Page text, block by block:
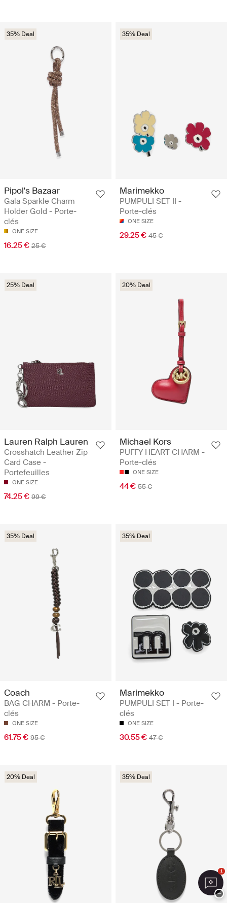
35% Deal
Pipol's Bazaar
Gala Sparkle Charm
Holder Gold - Porte-
clés
ONE SIZE
16.25 € 25 €
35% Deal
Marimekko
PUMPULI SET II -
Porte-clés
ONE SIZE
29.25 € 45 €
25% Deal
Lauren Ralph Lauren
Crosshatch Leather Zip
Card Case -
Portefeuilles
ONE SIZE
74.25 € 99 €
20% Deal
Michael Kors
PUFFY HEART CHARM -
Porte-clés
ONE SIZE
44 € 55 €
35% Deal
Coach
BAG CHARM - Porte-
clés
ONE SIZE
61.75 € 95 €
35% Deal
Marimekko
PUMPULI SET I - Porte-
clés
ONE SIZE
30.55 € 47 €
20% Deal 35% Deal
1
−